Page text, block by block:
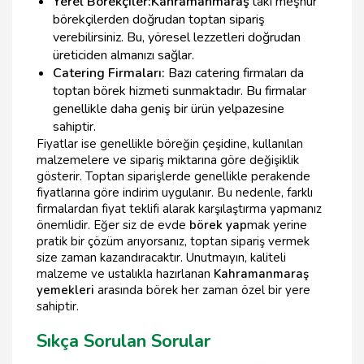
börekçilerden doğrudan toptan sipariş
verebilirsiniz. Bu, yöresel lezzetleri doğrudan
üreticiden almanızı sağlar.
Catering Firmaları: Bazı catering firmaları da
toptan börek hizmeti sunmaktadır. Bu firmalar
genellikle daha geniş bir ürün yelpazesine
sahiptir.
Fiyatlar ise genellikle böreğin çeşidine, kullanılan
malzemelere ve sipariş miktarına göre değişiklik
gösterir. Toptan siparişlerde genellikle perakende
fiyatlarına göre indirim uygulanır. Bu nedenle, farklı
firmalardan fiyat teklifi alarak karşılaştırma yapmanız
önemlidir. Eğer siz de evde börek yapmak yerine
pratik bir çözüm arıyorsanız, toptan sipariş vermek
size zaman kazandıracaktır. Unutmayın, kaliteli
malzeme ve ustalıkla hazırlanan Kahramanmaraş
yemekleri arasında börek her zaman özel bir yere
sahiptir.
Sıkça Sorulan Sorular